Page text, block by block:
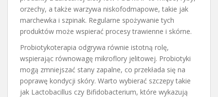
orzechy, a także warzywa niskofodmapowe, takie jak
marchewka i szpinak. Regularne spożywanie tych
produktów może wspierać procesy trawienne i skórne.
Probiotykoterapia odgrywa równie istotną rolę,
wspierając równowagę mikroflory jelitowej. Probiotyki
mogą zmniejszać stany zapalne, co przekłada się na
poprawę kondycji skóry. Warto wybierać szczepy takie
jak Lactobacillus czy Bifidobacterium, które wykazują